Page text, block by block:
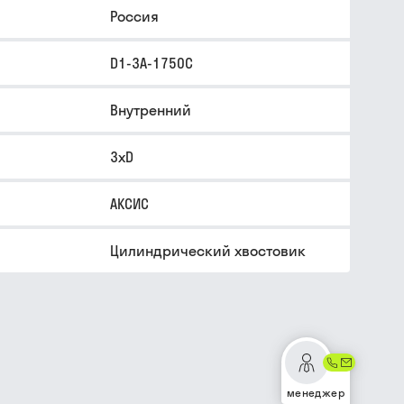
Россия
D1-3A-1750C
Внутренний
3xD
АКСИС
Цилиндрический хвостовик
менеджер